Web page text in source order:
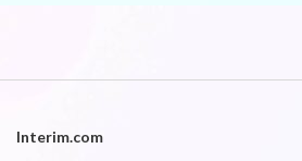
Interim.com